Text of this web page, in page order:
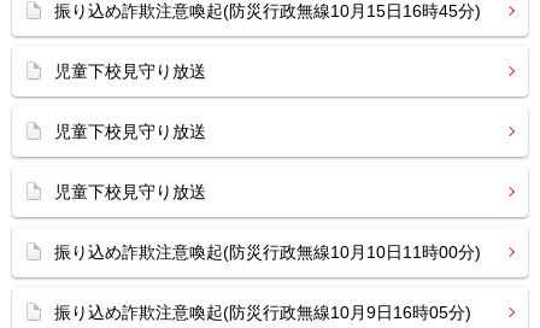
振り込め詐欺注意喚起(防災行政無線10月15日16時45分)
児童下校見守り放送
児童下校見守り放送
児童下校見守り放送
振り込め詐欺注意喚起(防災行政無線10月10日11時00分)
振り込め詐欺注意喚起(防災行政無線10月9日16時05分)